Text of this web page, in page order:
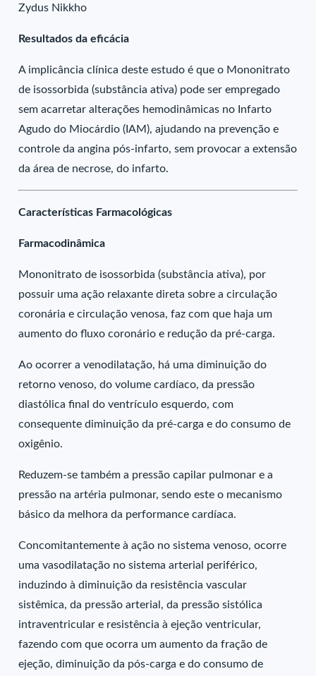
Zydus Nikkho
Resultados da eficácia
A implicância clínica deste estudo é que o Mononitrato
de isossorbida (substância ativa) pode ser empregado
sem acarretar alterações hemodinâmicas no Infarto
Agudo do Miocárdio (IAM), ajudando na prevenção e
controle da angina pós-infarto, sem provocar a extensão
da área de necrose, do infarto.
Características Farmacológicas
Farmacodinâmica
Mononitrato de isossorbida (substância ativa), por
possuir uma ação relaxante direta sobre a circulação
coronária e circulação venosa, faz com que haja um
aumento do fluxo coronário e redução da pré-carga.
Ao ocorrer a venodilatação, há uma diminuição do
retorno venoso, do volume cardíaco, da pressão
diastólica final do ventrículo esquerdo, com
consequente diminuição da pré-carga e do consumo de
oxigênio.
Reduzem-se também a pressão capilar pulmonar e a
pressão na artéria pulmonar, sendo este o mecanismo
básico da melhora da performance cardíaca.
Concomitantemente à ação no sistema venoso, ocorre
uma vasodilatação no sistema arterial periférico,
induzindo à diminuição da resistência vascular
sistêmica, da pressão arterial, da pressão sistólica
intraventricular e resistência à ejeção ventricular,
fazendo com que ocorra um aumento da fração de
ejeção, diminuição da pós-carga e do consumo de